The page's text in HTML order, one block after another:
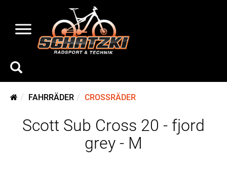
FAHRRÄDER CROSSRÄDER
Scott Sub Cross 20 - fjord
grey - M